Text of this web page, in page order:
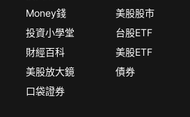
Money錢
投資小學堂
財經百科
美股放大鏡
口袋證券
美股股市
台股ETF
美股ETF
債券